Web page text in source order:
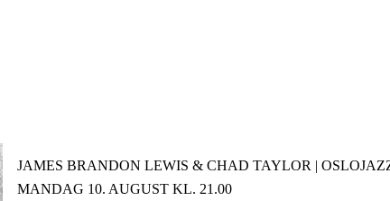
JAMES BRANDON LEWIS & CHAD TAYLOR |
MANDAG 10. AUGUST KL. 21.00